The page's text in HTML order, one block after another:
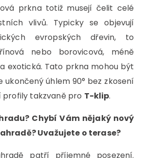
prkna totiž musejí čelit celé
vlivů. Typicky se objevují
evropských dřevin, to
nebo borovicová, méně
exotická. Tato prkna mohou být
ukončený úhlem 90° bez zkosení
profily takzvaně pro T-klip.
Chybí Vám nějaký nový
Uvažujete o terase?
patří příjemné posezení.